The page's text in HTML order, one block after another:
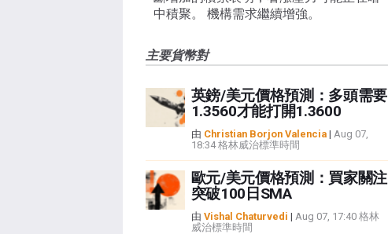
中積聚。 機構需求繼續增強。
主要貨幣對
英鎊/美元價格預測：多頭需要
1.3560才能打開1.3600
由 Christian Borjon Valencia| Aug 07,
18:34 格林威治標準時間
歐元/美元價格預測：買家關注
突破100日SMA
由 Vishal Chaturvedi | Aug 07, 17:40 格林
威治標準時間